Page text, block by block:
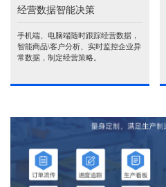
经营数据智能决策
手机端、电脑端随时跟踪经营数据，
智能商品\客户分析、实时监控企业异
常数据，制定经营策略。